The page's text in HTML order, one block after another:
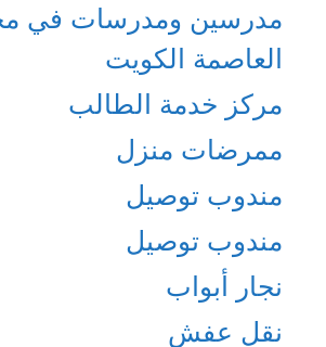
مدرسين ومدرسات في
العاصمة الكويت
مركز خدمة الطالب
ممرضات منزل
مندوب توصيل
مندوب توصيل
نجار أبواب
نقل عفش